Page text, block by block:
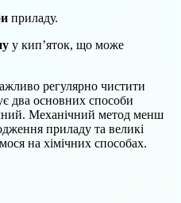
приладу.
у кип’яток, що може
регулярно чистити
два основних способи
Механічний метод менш
приладу та великі
на хімічних способах.